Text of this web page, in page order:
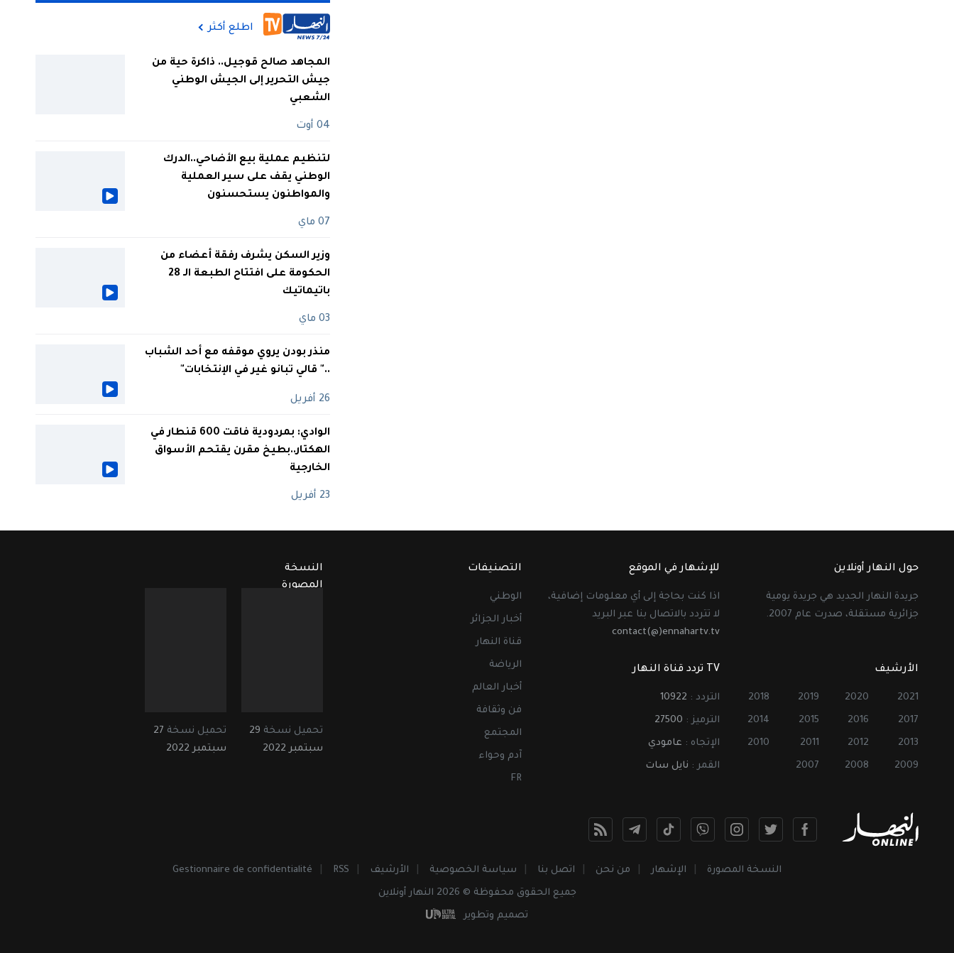
اطلع أكثر
المجاهد صالح قوجيل.. ذاكرة حية من
جيش التحرير إلى الجيش الوطني
الشعبي
04 أوت
لتنظيم عملية بيع الأضاحي..الدرك
الوطني يقف على سير العملية
والمواطنون يستحسنون
07 ماي
وزير السكن يشرف رفقة أعضاء من
الحكومة على افتتاح الطبعة الـ 28
باتيماتيك
03 ماي
منذر بودن يروي موقفه مع أحد الشباب
.." قالي تبانو غير في الإنتخابات"
26 أفريل
الوادي: بمردودية فاقت 600 قنطار في
الهكتار..بطيخ مقرن يقتحم الأسواق
الخارجية
23 أفريل
حول النهار أونلاين
جريدة النهار الجديد هي جريدة يومية
جزائرية مستقلة، صدرت عام 2007.
للإشهار في الموقع
اذا كنت بحاجة إلى أي معلومات إضافية،
لا تتردد بالاتصال بنا عبر البريد
contact(@)ennahartv.tv
الأرشيف
2021
2020
2019
2018
2017
2016
2015
2014
2013
2012
2011
2010
2009
2008
2007
TV تردد قناة النهار
التردد : 10922
الترميز : 27500
الإتجاه : عامودي
القمر : نايل سات
التصنيفات
الوطني
أخبار الجزائر
قناة النهار
الرياضة
أخبار العالم
فن وثقافة
المجتمع
آدم وحواء
FR
النسخة
المصورة
تحميل نسخة 29
سبتمبر 2022
تحميل نسخة 27
سبتمبر 2022
النسخة المصورة الإشهار من نحن اتصل بنا سياسة الخصوصية الأرشيف RSS
Gestionnaire de confidentialité
جميع الحقوق محفوظة © 2026 النهار أونلاين
تصميم وتطوير